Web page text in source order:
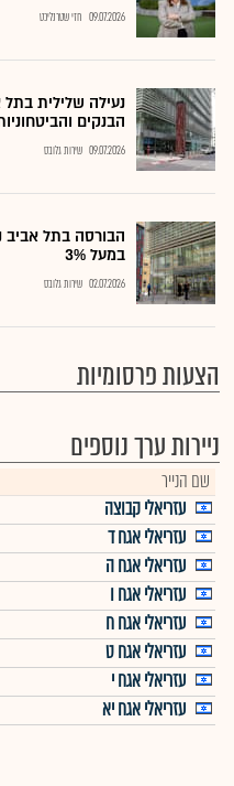
09.07.2026 חזי שטרנליכט
נעילה שלילית
הבנקים
09.07.2026 שירות גלובס
הבורסה בתל אביב
במעל 3%
02.07.2026 שירות גלובס
הצעות פרסומיות
ניירות ערך נוספים
שם הנייר
עזריאלי קבוצה
עזריאלי אגח ד
עזריאלי אגח ה
עזריאלי אגח ו
עזריאלי אגח ח
עזריאלי אגח ט
עזריאלי אגח י
עזריאלי אגח יא